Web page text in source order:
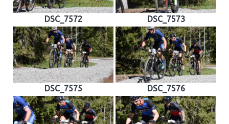
DSC_7572 DSC_7573
DSC_7575 DSC_7576